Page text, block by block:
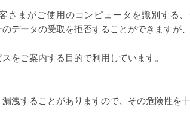
さまがご使用のコンピュータを識別する
データの受取を拒否することができますが
をご案内する目的で利用しています。
洩することがありますので、その危険性を